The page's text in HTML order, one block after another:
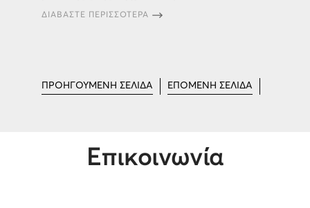
ΔΙΑΒΑΣΤΕ ΠΕΡΙΣΣΟΤΕΡΑ
ΠΡΟΗΓΟΥΜΕΝΗ ΣΕΛΙΔΑ ΕΠΟΜΕΝΗ ΣΕΛΙΔΑ
Επικοινωνία